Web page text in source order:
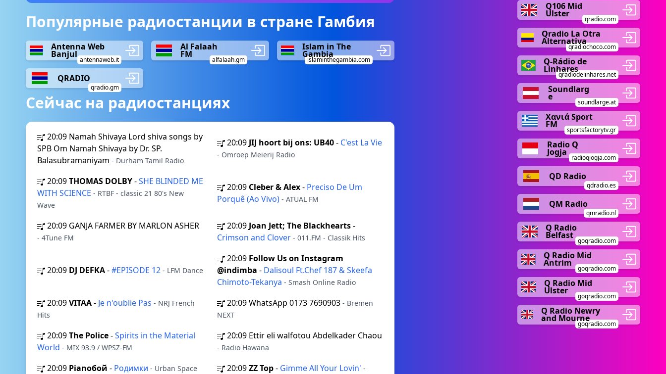
Популярные радиостанции в стране Гамбия
Antenna Web
Banjul
antennaweb.it
Al Falaah
FM
alfalaah.gm
Islam in The
Gambia
islaminthegambia.com
QRADIO
qradio.gm
Сейчас на радиостанциях
20:09 Namah Shivaya Lord shiva songs by
SPB Om Namah Shivaya by Dr. SP.
Balasubramaniyam - Durham Tamil Radio
20:09 JIJ hoort bij ons: UB40- C'est La Vie
- Omroep Meierij Radio
20:09THOMAS DOLBY-SHE BLINDED ME
WITH SCIENCE - RTBF - classic 21 80's New
Wave
20:09 Cleber & Alex- Preciso De Um
Porquê (Ao Vivo) - ATUAL FM
20:09 GANJA FARMER BY MARLON ASHER
- 4Tune FM
20:09 Joan Jett; The Blackhearts-
Crimson and Clover - 011.FM - Classik Hits
20:09 DJ DEFKA-#EPISODE 12 - LFM Dance
20:09 Follow Us on Instagram
@indimba - Dalisoul Ft.Chef 187 & Skeefa
Chimoto-Tekanya - Smash Online Radio
20:09VITAA- Je n'oublie Pas - NRJ French
Hits
20:09WhatsApp 0173 7690903 - Bremen
NEXT
20:09The Police-Spirits in the Material
World - MIX 93.9 / WPSZ-FM
20:09 Ettir eli walfotou Abdelkader Chaou
- Radio Hawana
20:09 Pianoбой - Родимки - Urban Space
20:09ZZ Top- Gimme All Your Lovin' -
Q106 Mid
Ulster
qradio.com
Qradio La Otra
Alternativa
qradiochoco.com
Q-Rádio de
Linhares
qradiodelinhares.net
Soundlarg
e
soundlarge.at
Χανιά Sport
FM
sportsfactorytv.gr
Radio Q
Jogja
radioqjogja.com
QD Radio
qdradio.es
QM Radio
qmradio.nl
Q Radio
Belfast
goqradio.com
Q Radio Mid
Antrim
goqradio.com
Q Radio Mid
Ulster
goqradio.com
Q Radio Newry
and Mourne
goqradio.com